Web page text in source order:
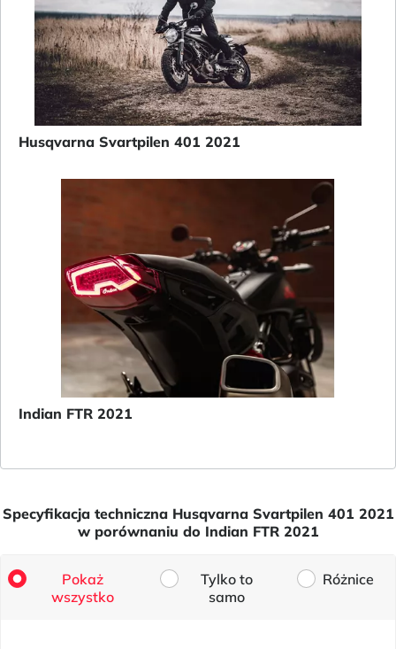
Husqvarna Svartpilen 401 2021
Indian FTR 2021
Specyfikacja techniczna Husqvarna Svartpilen 401 2021
w porównaniu do Indian FTR 2021
Pokaż
wszystko
Tylko to
samo
Różnice